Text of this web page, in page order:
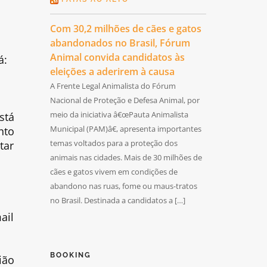
Com 30,2 milhões de cães e gatos
abandonados no Brasil, Fórum
Animal convida candidatos às
eleições a aderirem à causa
A Frente Legal Animalista do Fórum
Nacional de Proteção e Defesa Animal, por
meio da iniciativa â€œPauta Animalista
Municipal (PAM)â€, apresenta importantes
temas voltados para a proteção dos
animais nas cidades. Mais de 30 milhões de
cães e gatos vivem em condições de
abandono nas ruas, fome ou maus-tratos
no Brasil. Destinada a candidatos a […]
BOOKING